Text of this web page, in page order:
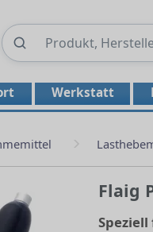
Werkstatt
Flaig